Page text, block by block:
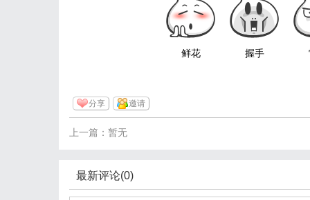
鲜花 握手
分享 邀请
上一篇：暂无
最新评论(0)